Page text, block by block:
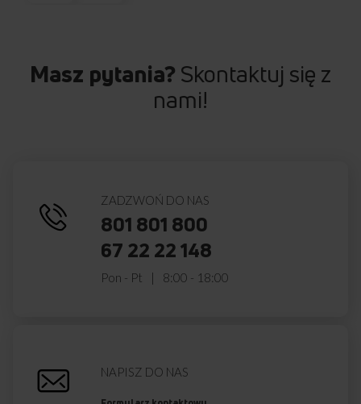
Masz pytania? Skontaktuj się z
nami!
ZADZWOŃ DO NAS
801 801 800
67 22 22 148
Pon - Pt 8:00 - 18:00
NAPISZ DO NAS